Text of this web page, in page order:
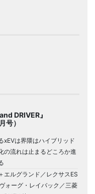
DRIVER』
号）
xEVは界隈はハイブリッド
の流れは止まるどころか進
エルグランド／レクサスES
ォーグ・レイバック／三菱